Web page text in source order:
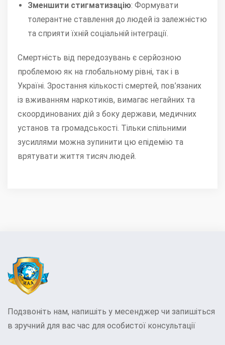
Зменшити стигматизацію: Формувати
толерантне ставлення до людей із залежністю
та сприяти їхній соціальній інтеграції.
Смертність від передозувань є серйозною
проблемою як на глобальному рівні, так і в
Україні. Зростання кількості смертей, пов’язаних
із вживанням наркотиків, вимагає негайних та
скоординованих дій з боку держави, медичних
установ та громадськості. Тільки спільними
зусиллями можна зупинити цю епідемію та
врятувати життя тисяч людей.
Подзвоніть нам, напишіть у месенджер чи запишіться
в зручний для вас час для особистої консультації